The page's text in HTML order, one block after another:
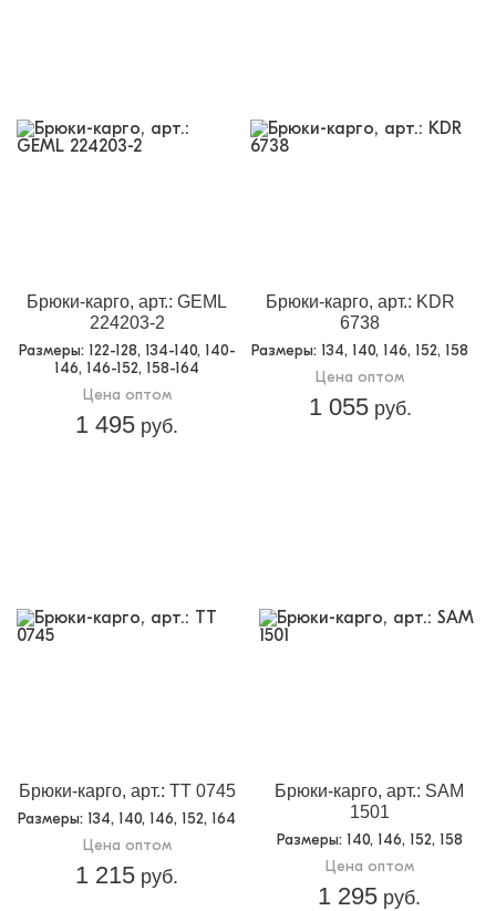
Брюки-карго, арт.: GEML
224203-2
Размеры: 122-128, 134-140, 140-
146, 146-152, 158-164
Цена оптом
1 495 руб.
Брюки-карго, арт.: KDR
6738
Размеры: 134, 140, 146, 152, 158
Цена оптом
1 055руб.
Брюки-карго, арт.: TT 0745
Размеры: 134, 140, 146, 152, 164
Цена оптом
1 215 руб.
Брюки-карго, арт.: SAM
1501
Размеры: 140, 146, 152, 158
Цена оптом
1 295 руб.